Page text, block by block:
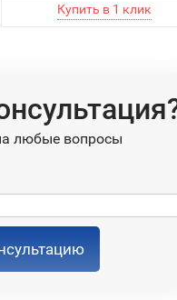
любые вопросы